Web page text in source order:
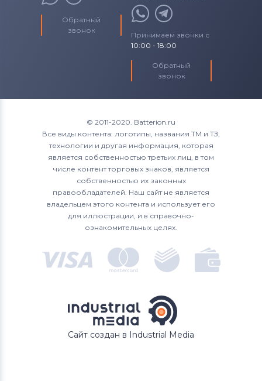
Обратный
звонок
Принимаем звонки с
10:00 - 18:00
Обратный
звонок
© 2011-2020. Batterion.ru
Все виды контента: логотипы, названия ТМ и ТЗ,
технологии и другая информация, которая
является собственностью третьих лиц, в том
числе контент торговых знаков, является
собственностью их законных
правообладателей. Наш сайт не является
владельцем этого контента и использует его
для иллюстрации, и в справочно-
ознакомительных целях.
Сайт создан в Industrial Media